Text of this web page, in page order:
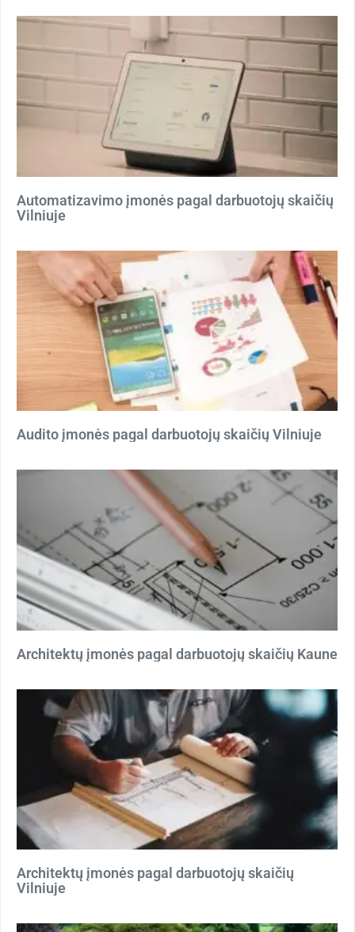
Automatizavimo įmonės pagal darbuotojų skaičių
Vilniuje
Audito įmonės pagal darbuotojų skaičių Vilniuje
Architektų įmonės pagal darbuotojų skaičių Kaune
Architektų įmonės pagal darbuotojų skaičių
Vilniuje